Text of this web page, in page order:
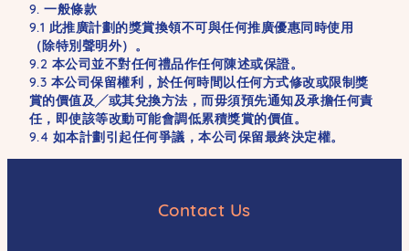
9. 一般條款
9.1 此推廣計劃的獎賞換領不可與任何推廣優惠同時使用
（除特別聲明外）。
9.2 本公司並不對任何禮品作任何陳述或保證。
9.3 本公司保留權利，於任何時間以任何方式修改或限制獎
賞的價值及╱或其兌換方法，而毋須預先通知及承擔任何責
任，即使該等改動可能會調低累積獎賞的價值。
9.4 如本計劃引起任何爭議，本公司保留最終決定權。
Contact Us